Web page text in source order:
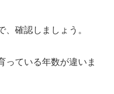
確認しましょう。
っている年数が違いま